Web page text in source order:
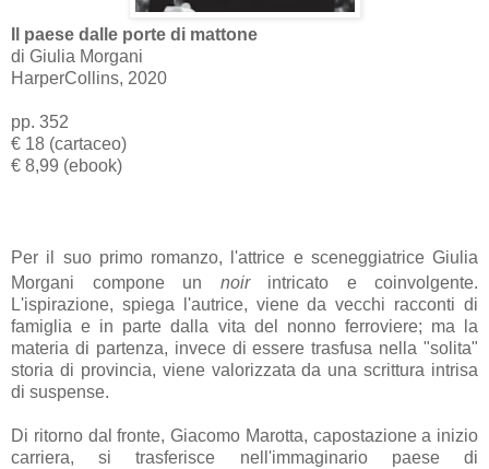
Il paese dalle porte di mattone
di Giulia Morgani
HarperCollins, 2020
pp. 352
€ 18 (cartaceo)
€ 8,99 (ebook)
Per il suo primo romanzo, l'attrice e sceneggiatrice Giulia
Morgani compone un noirintricato e coinvolgente.
L'ispirazione, spiega l'autrice, viene da vecchi racconti di
famiglia e in parte dalla vita del nonno ferroviere; ma la
materia di partenza, invece di essere trasfusa nella "solita"
storia di provincia, viene valorizzata da una scrittura intrisa
di suspense.
Di ritorno dal fronte, Giacomo Marotta, capostazione a inizio
carriera, si trasferisce nell'immaginario paese di